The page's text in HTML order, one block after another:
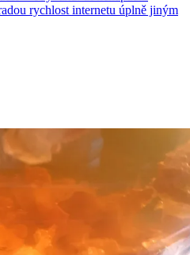
rychlost internetu úplně jiným